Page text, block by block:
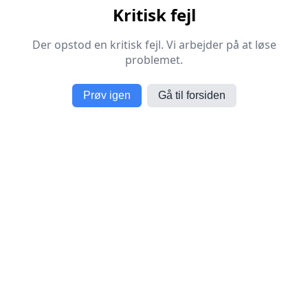
Kritisk fejl
Der opstod en kritisk fejl. Vi arbejder på at løse
problemet.
Prøv igen Gå til forsiden